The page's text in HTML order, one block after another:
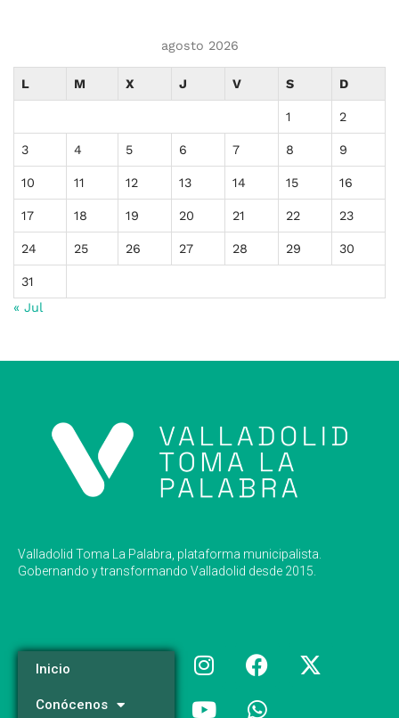
agosto 2026
L M X J V S D
1 2
3 4 5 6 7 8 9
10 11 12 13 14 15 16
17 18 19 20 21 22 23
24 25 26 27 28 29 30
31
« Jul
Valladolid Toma La Palabra, plataforma municipalista.
Gobernando y transformando Valladolid desde 2015.
Inicio
Conócenos